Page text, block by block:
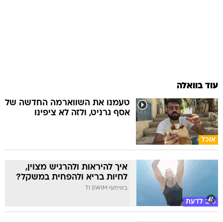
עוד בוואלה
אוכל
טעמנו את השווארמה החדשה של
אסף גרניט, ולזה לא ציפינו
טוב לדעת
איך להיראות ולהרגיש מצוין,
לחיות בריא ולהפחית במשקל?
בשיתוף TI SWIM